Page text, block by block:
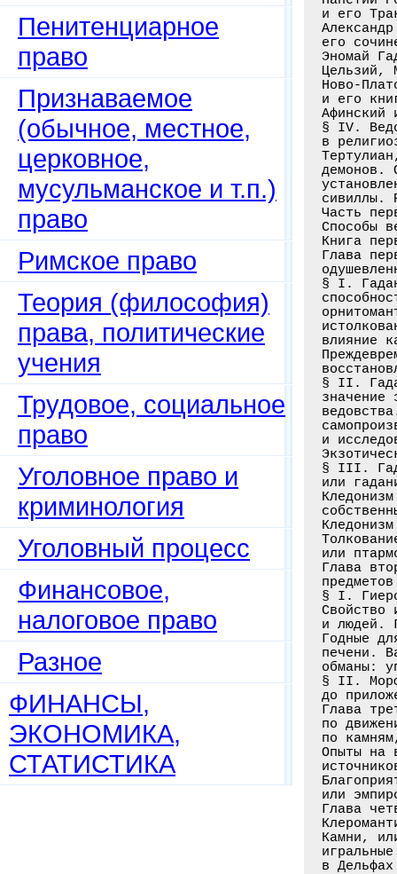
Пенитенциарное
право
Признаваемое
(обычное, местное,
церковное,
мусульманское и т.п.)
право
Римское право
Теория (философия)
права, политические
учения
Трудовое, социальное
право
Уголовное право и
криминология
Уголовный процесс
Финансовое,
налоговое право
Разное
ФИНАНСЫ,
ЭКОНОМИКА,
СТАТИСТИКА